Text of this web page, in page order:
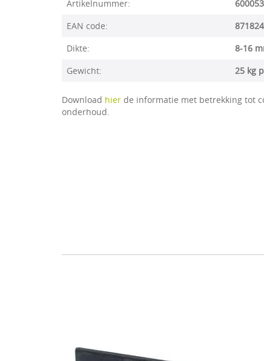
Artikelnummer:
EAN code:
Dikte:
8-16
Gewicht:
25 kg
Download hier de informatie met betrekking tot
onderhoud.